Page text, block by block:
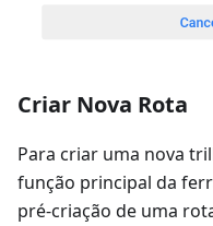
Criar Nova Rota
Para criar uma nova
função principal da
pré-criação de uma